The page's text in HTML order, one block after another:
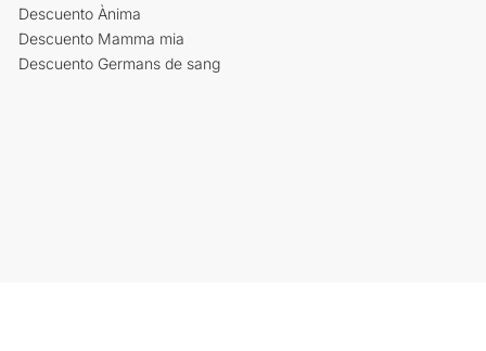
Descuento Ànima
Descuento Mamma mia
Descuento Germans de sang